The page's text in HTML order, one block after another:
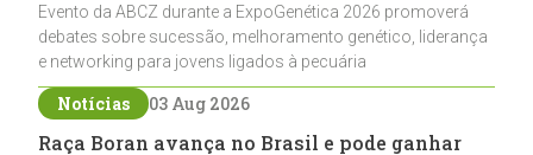
Evento da ABCZ durante a ExpoGenética 2026 promoverá
debates sobre sucessão, melhoramento genético, liderança
e networking para jovens ligados à pecuária
Notícias 03 Aug 2026
Raça Boran avança no Brasil e pode ganhar